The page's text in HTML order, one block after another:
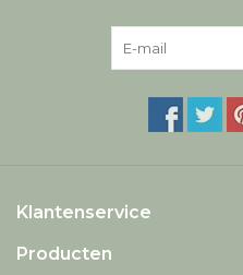
Klantenservice
Producten